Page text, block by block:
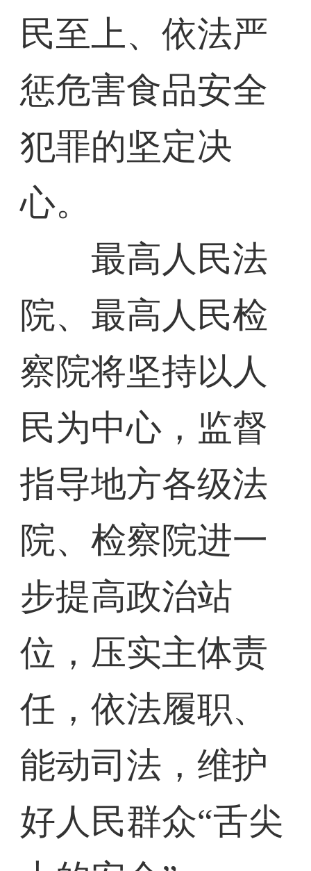
民至上、依法严
惩危害食品安全
犯罪的坚定决
心。
最高人民法
院、最高人民检
察院将坚持以人
民为中心，监督
指导地方各级法
院、检察院进一
步提高政治站
位，压实主体责
任，依法履职、
能动司法，维护
好人民群众“舌尖